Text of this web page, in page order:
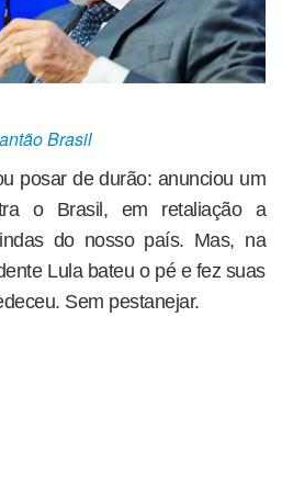
Brasil
posar de durão: anunciou um
o Brasil, em retaliação a
do nosso país. Mas, na
Lula bateu o pé e fez suas
Sem pestanejar.